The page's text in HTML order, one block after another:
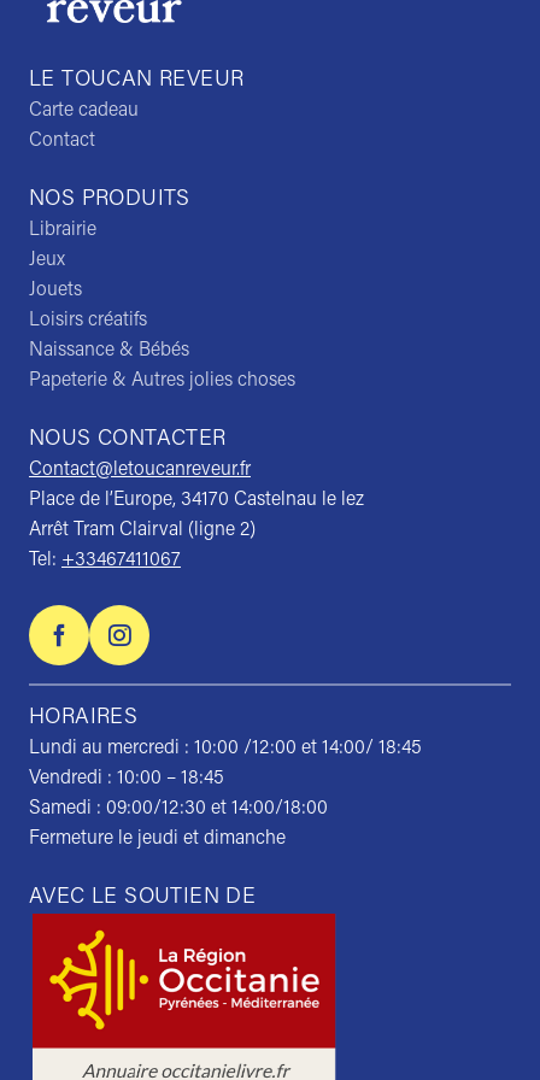
NOS PRODUITS
Librairie
Jeux
Jouets
Loisirs créatifs
Naissance & Bébés
Papeterie & Autres jolies choses
NOUS CONTACTER
Contact@letoucanreveur.fr
Place de l’Europe, 34170 Castelnau le lez
Arrêt Tram Clairval (ligne 2)
Tel: +33467411067
HORAIRES
Lundi au mercredi : 10:00 /12:00 et 14:00/ 18:45
Vendredi : 10:00 – 18:45
Samedi : 09:00/12:30 et 14:00/18:00
Fermeture le jeudi et dimanche
LE TOUCAN REVEUR
Carte cadeau
Contact
AVEC LE SOUTIEN DE